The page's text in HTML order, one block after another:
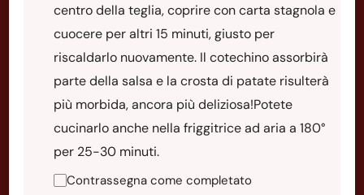
centro della teglia, coprire con carta stagnola e
cuocere per altri 15 minuti, giusto per
riscaldarlo nuovamente. Il cotechino assorbirà
parte della salsa e la crosta di patate risulterà
più morbida, ancora più deliziosa!Potete
cucinarlo anche nella friggitrice ad aria a 180°
per 25-30 minuti.
Contrassegna come completato